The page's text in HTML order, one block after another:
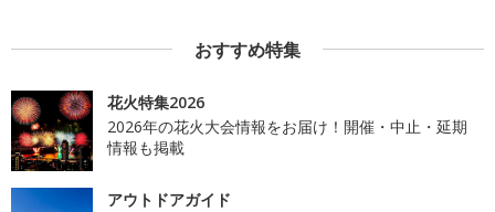
おすすめ特集
花火特集2026
2026年の花火大会情報をお届け！開催・中止・延期
情報も掲載
アウトドアガイド